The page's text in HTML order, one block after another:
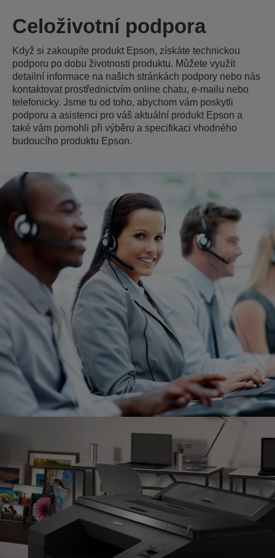
Celoživotní podpora
Když si zakoupíte produkt Epson, získáte technickou
podporu po dobu životnosti produktu. Můžete využít
detailní informace na našich stránkách podpory nebo nás
kontaktovat prostřednictvím online chatu, e-mailu nebo
telefonicky. Jsme tu od toho, abychom vám poskytli
podporu a asistenci pro váš aktuální produkt Epson a
také vám pomohli při výběru a specifikaci vhodného
budoucího produktu Epson.